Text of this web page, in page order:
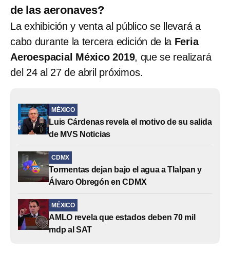
de las aeronaves?
La exhibición y venta al público se llevará a
cabo durante la tercera edición de la Feria
Aeroespacial México 2019, que se realizará
del 24 al 27 de abril próximos.
MÉXICO
Luis Cárdenas revela el motivo de su salida
de MVS Noticias
CDMX
Tormentas dejan bajo el agua a Tlalpan y
Álvaro Obregón en CDMX
MÉXICO
AMLO revela que estados deben 70 mil
mdp al SAT